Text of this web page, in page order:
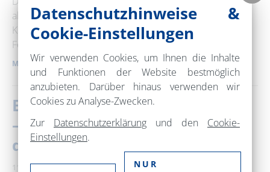
abwechslungsreiches Ferienprogramm für Groß und
Klein an. Wisent, Wolf und Wiesenkräuter - Ein fröhlicher
Ferienbummel …
MEHR ERFAHREN
Beiderseits! / Po obu stronach!
– Geschichten vom Leben an
der Oder
11.08.2026 – 12.08.2026
Binnenschifffahrts-Museum Oderberg
Datenschutzhinweise &
Cookie-Einstellungen
Wir verwenden Cookies, um Ihnen die Inhalte
und Funktionen der Website bestmöglich
anzubieten. Darüber hinaus verwenden wir
Cookies zu Analyse-Zwecken.
Zur Datenschutzerklärung und den Cookie-
Einstellungen.
NUR